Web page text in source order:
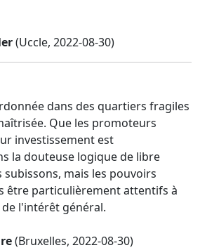
(Uccle, 2022-08-30)
dans des quartiers fragiles
Que les promoteurs
investissement est
la douteuse logique de libre
mais les pouvoirs
être particulièrement attentifs à
l'intérêt général.
(Bruxelles, 2022-08-30)